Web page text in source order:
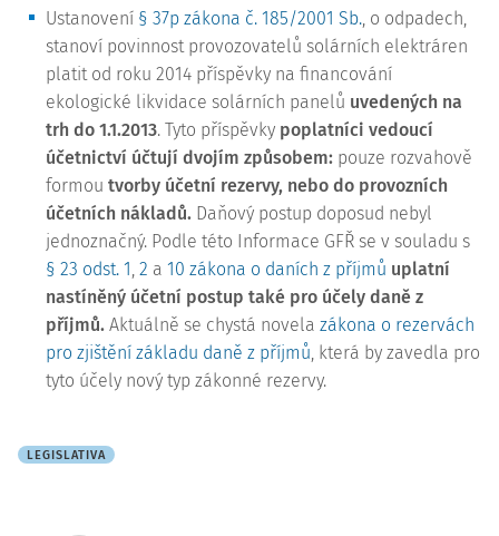
Ustanovení § 37p zákona č. 185/2001 Sb., o odpadech,
stanoví povinnost provozovatelů solárních elektráren
platit od roku 2014 příspěvky na financování
ekologické likvidace solárních panelů uvedených na
trh do 1.1.2013. Tyto příspěvky poplatníci vedoucí
účetnictví účtují dvojím způsobem: pouze rozvahově
formou tvorby účetní rezervy, nebo do provozních
účetních nákladů. Daňový postup doposud nebyl
jednoznačný. Podle této Informace GFŘ se v souladu s
§ 23 odst. 1, 2 a 10 zákona o daních z příjmů uplatní
nastíněný účetní postup také pro účely daně z
příjmů. Aktuálně se chystá novela zákona o rezervách
pro zjištění základu daně z příjmů, která by zavedla pro
tyto účely nový typ zákonné rezervy.
LEGISLATIVA